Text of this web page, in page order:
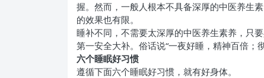
握。然而，一般人根本不具备深厚的中医养生
的效果也有限。
睡补不同，不需要太深厚的中医养生素养，只
第一安全大补。俗话说“一夜好睡，精神百倍；
六个睡眠好习惯
遵循下面六个睡眠好习惯，就有好身体。